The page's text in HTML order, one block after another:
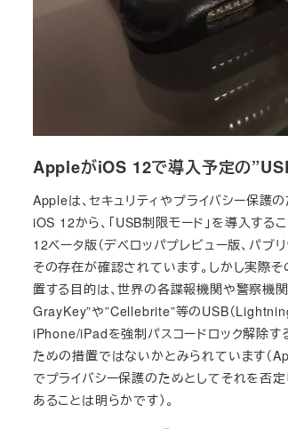
AppleがiOS 12で導入予定の
Appleは、セキュリティやプライバシー保護
iOS 12から、「USB制限モード」を導入する
12ベータ版（デベロッパプレビュー版、パブリ
その存在が確認されています。しかし実際そ
置する目的は、世界の各諜報機関や警察機
GrayKey”や”Cellebrite”等のUSB（
iPhone/iPadを強制パスコードロック解除す
ための措置ではないかとみられています（
でプライバシー保護のためとしてそれを否
あることは明らかです）。